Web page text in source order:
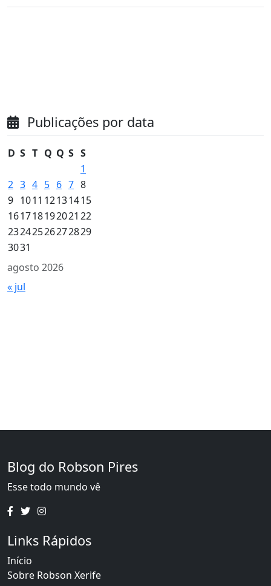
Publicações por data
agosto 2026
D S T Q Q S S
1
2 3 4 5 6 7 8
9 1011 12131415
161718192021 22
23242526272829
3031
« jul
Blog do Robson Pires
Esse todo mundo vê
Links Rápidos
Início
Sobre Robson Xerife